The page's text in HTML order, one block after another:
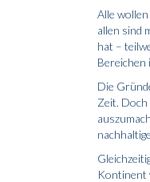
Alle
allen sind
hat –
Bereichen
Die
Zeit. Doch
Kontinent